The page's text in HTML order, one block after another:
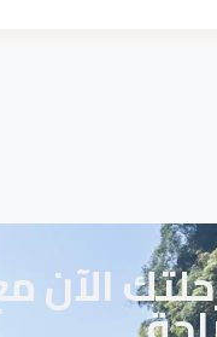
الآن